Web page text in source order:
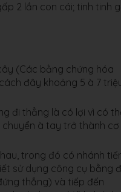
2 lần con cái; tinh tinh
(Các bằng chứng hóa
đây khoảng 5 à 7
đi thẳng là có lợi vì có
à tay trở thành cơ
trong đó có nhánh
sử dụng công cụ bằng
thẳng) và tiếp đến